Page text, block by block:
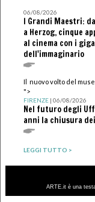
06/08/2026
I Grandi Maestri:
a Herzog, cinque
al cinema con i
dell'immaginario
Il nuovo volto del
">
FIRENZE| 06/08/2026
Nel futuro degli
anni la chiusura
LEGGI TUTTO >
ARTE.it è una